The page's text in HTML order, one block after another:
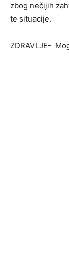
zbog nečijih
te situacije.
ZDRAVLJE-